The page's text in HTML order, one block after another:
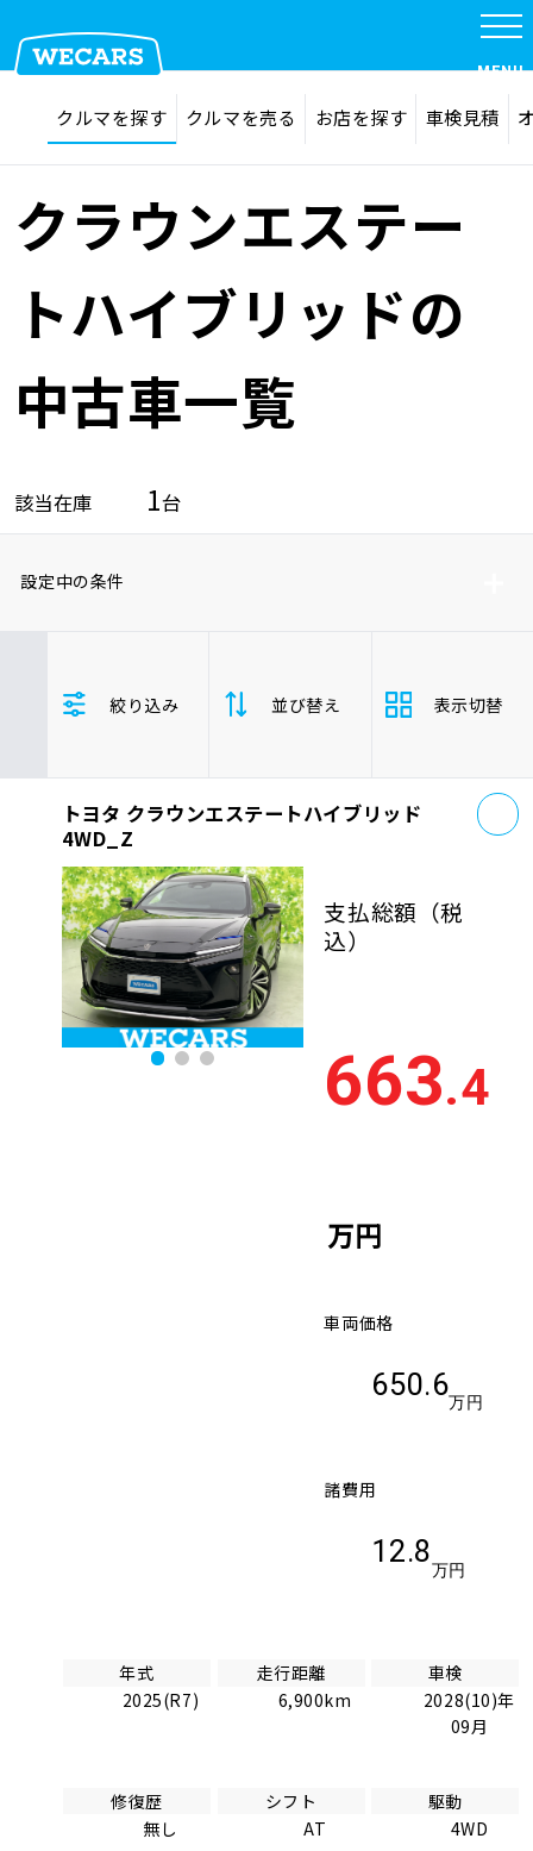
在庫検索 サイト内検索
MENU
クルマを探す
品質管理とサポート体制
オイル交換・点検・整備予約
企業情報
0120-733-500
クルマを探す クルマを売る お店を探す 車検見積
クラウンエステー
トハイブリッドの
中古車一覧
該当在庫 1台
設定中の条件
ホンダ
マツダ
ミツビシ
クラウンエステートハイブリッド
SUV/クロカン
絞り込み 並び替え
支払総
安い順 高
年式 新しい順
走行距
離
排気量 大きい順
表示切替
トヨタ クラウンエステートハイブリッド
4WD_Z
支払総額 （税
込）
663.4
万円
車両価格
650.6
万円
諸費用
12.8
万円
年式
2025(R7)
走行距離
6,900km
車検
2028(10)年
09月
修復歴
無し
シフト
AT
駆動
4WD